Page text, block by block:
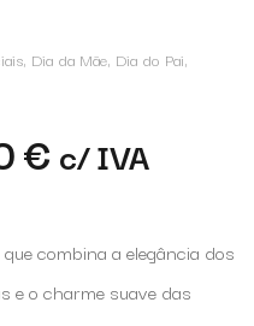
, Dia da Mãe, Dia do Pai,
€ c/ IVA
combina a elegância dos
e o charme suave das